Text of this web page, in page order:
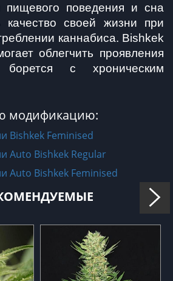
пищевого поведения и сна
качество своей жизни при
каннабиса. Bishkek
облегчить проявления
с хроническим
модификацию:
Bishkek Feminised
Auto Bishkek Regular
Auto Bishkek Feminised